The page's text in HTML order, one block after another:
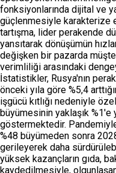
fonksiyonlarında dijital ve
güçlenmesiyle karakterize
tartışma, lider perakende
yansıtarak dönüşümün
değişken bir pazarda
verimliliği arasındaki
İstatistikler, Rusya'nın
önceki yıla göre %5,4
işgücü kıtlığı nedeniyle
büyümesinin yaklaşık %1'e
göstermektedir.
%48 büyümeden sonra
gerileyerek daha
yüksek kazançların gıda,
kaydedilmesiyle,